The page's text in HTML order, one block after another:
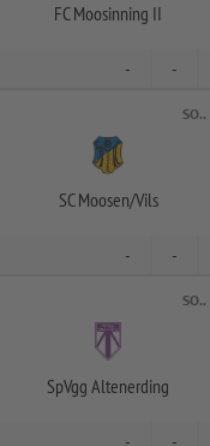
FC Moosinning II
- -
SO..
SC Moosen/Vils
- -
SO..
SpVgg Altenerding
- -